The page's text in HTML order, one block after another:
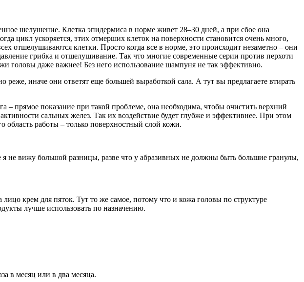
шелушение. Клетка эпидермиса в норме живет 28–30 дней, а при сбое она
цикл ускоряется, этих отмерших клеток на поверхности становится очень много,
отшелушиваются клетки. Просто когда все в норме, это происходит незаметно – они
грибка и отшелушивание. Так что многие современные серии против перхоти
головы даже важнее! Без него использование шампуня не так эффективно.
иначе они ответят еще большей выработкой сала. А тут вы предлагаете втирать
прямое показание при такой проблеме, она необходима, чтобы очистить верхний
сальных желез. Так их воздействие будет глубже и эффективнее. При этом
работы – только поверхностный слой кожи.
не вижу большой разницы, разве что у абразивных не должны быть большие гранулы,
крем для пяток. Тут то же самое, потому что и кожа головы по структуре
лучше использовать по назначению.
в месяц или в два месяца.